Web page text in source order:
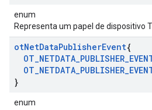
enum
Representa um papel de dispositivo
otNetDataPublisherEvent{
OT_NETDATA_PUBLISHER_
OT_NETDATA_PUBLISHER_
}
enum